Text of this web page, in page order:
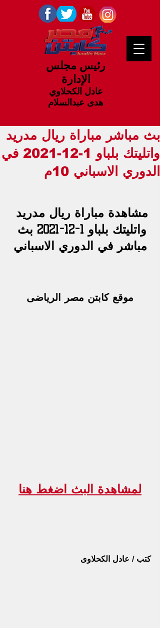
رئيس مجلس
الإدارة
عادل الكحلاوي
هدى عبدالسلام
بث مباشر مباراة ريال مدريد
واتليتك بلباو 1-12-2021 في
الدوري الاسباني 10م
مشاهدة مباراة ريال مدريد
واتليتك بلباو
1-12-2021 بث
مباشر في الدوري الاسباني
موقع كابتن مصر الرياضى
لمشاهدة البث اضغط هنا
كتب / عادل الكحلاوى